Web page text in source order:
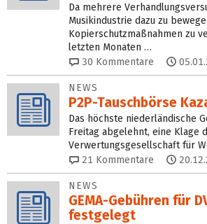
Da mehrere
Musikindustrie dazu zu
Kopierschutzmaßnahmen zu
letzten Monaten …
30 Kommentare
NEWS
P2P-Tauschbörse
Das höchste niederländische
Freitag abgelehnt, eine Klage
Verwertungsgesellschaft für
21 Kommentare
NEWS
GEMA-Gebühren für
festgelegt